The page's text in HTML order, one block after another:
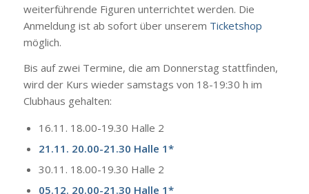
weiterführende Figuren unterrichtet werden. Die
Anmeldung ist ab sofort über unserem Ticketshop
möglich.
Bis auf zwei Termine, die am Donnerstag stattfinden,
wird der Kurs wieder samstags von 18-19:30 h im
Clubhaus gehalten:
16.11. 18.00-19.30 Halle 2
21.11. 20.00-21.30 Halle 1*
30.11. 18.00-19.30 Halle 2
05.12. 20.00-21.30 Halle 1*